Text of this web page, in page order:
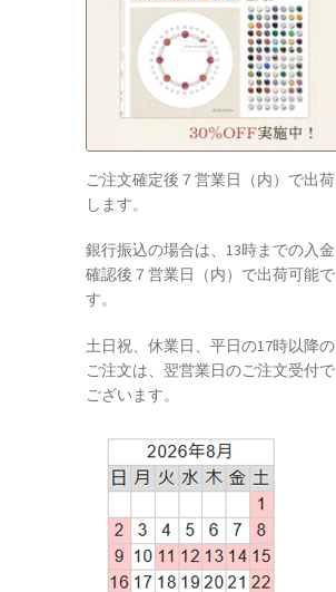
ご注文確定後７営業日（内）で出荷
します。
銀行振込の場合は、13時までの入金
確認後７営業日（内）で出荷可能で
す。
土日祝、休業日、平日の17時以降の
ご注文は、翌営業日のご注文受付で
ございます。